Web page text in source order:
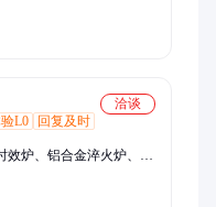
洽谈
L0
回复及时
效炉、铝合金淬火炉、烘
混合机、双锥混合机、V
机、低温真空烘箱、摇摆